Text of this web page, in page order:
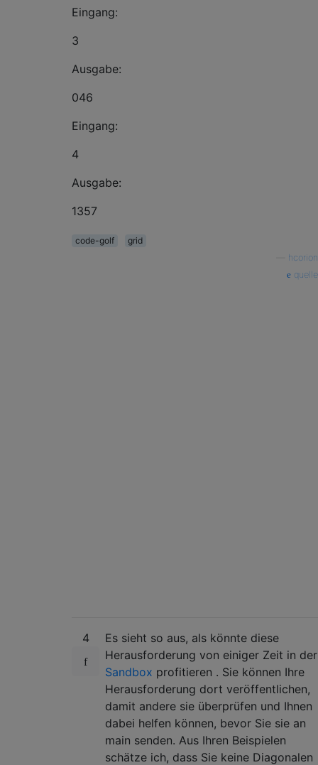
Eingang:
3
Ausgabe:
046
Eingang:
4
Ausgabe:
1357
code-golf
grid
hcorion
quelle
4
Es sieht so aus, als könnte diese
Herausforderung von einiger Zeit in der
Sandbox profitieren . Sie können Ihre
Herausforderung dort veröffentlichen,
damit andere sie überprüfen und Ihnen
dabei helfen können, bevor Sie sie an
main senden. Aus Ihren Beispielen
schätze ich, dass Sie keine Diagonalen